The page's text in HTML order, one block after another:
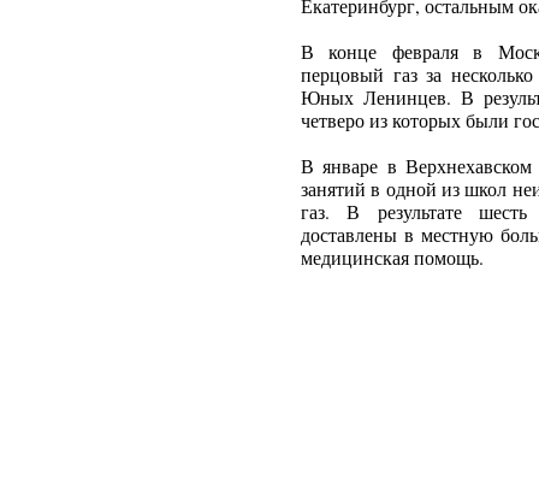
Екатеринбург, остальным
В конце февраля в
перцовый газ за
Юных Ленинцев. В
четверо из которых были
В январе в
занятий в одной из школ
газ. В результате
доставлены в местную
медицинская помощь.